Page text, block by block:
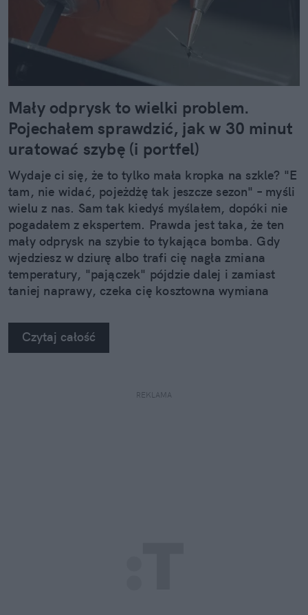
Mały odprysk to wielki problem.
Pojechałem sprawdzić, jak w 30 minut
uratować szybę (i portfel)
Wydaje ci się, że to tylko mała kropka na szkle? "E
tam, nie widać, pojeżdżę tak jeszcze sezon" – myśli
wielu z nas. Sam tak kiedyś myślałem, dopóki nie
pogadałem z ekspertem. Prawda jest taka, że ten
mały odprysk na szybie to tykająca bomba. Gdy
wjedziesz w dziurę albo trafi cię nagła zmiana
temperatury, "pajączek" pójdzie dalej i zamiast
taniej naprawy, czeka cię kosztowna wymiana
na własne oczy zobaczyć, jak profesjonaliści radzą
sobie z takimi uszkodzeniami.
Czytaj całość
REKLAMA